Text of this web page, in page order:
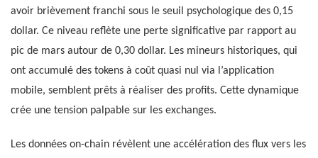
avoir brièvement franchi sous le seuil psychologique des 0,15
dollar. Ce niveau reflète une perte significative par rapport au
pic de mars autour de 0,30 dollar. Les mineurs historiques, qui
ont accumulé des tokens à coût quasi nul via l’application
mobile, semblent prêts à réaliser des profits. Cette dynamique
crée une tension palpable sur les exchanges.
Les données on-chain révèlent une accélération des flux vers les